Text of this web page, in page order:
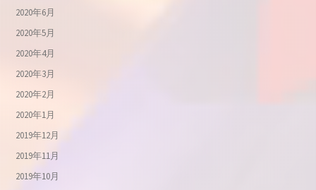
2020年6月
2020年5月
2020年4月
2020年3月
2020年2月
2020年1月
2019年12月
2019年11月
2019年10月